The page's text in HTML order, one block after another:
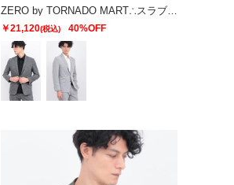
￥21,120(税込) 40%OFF